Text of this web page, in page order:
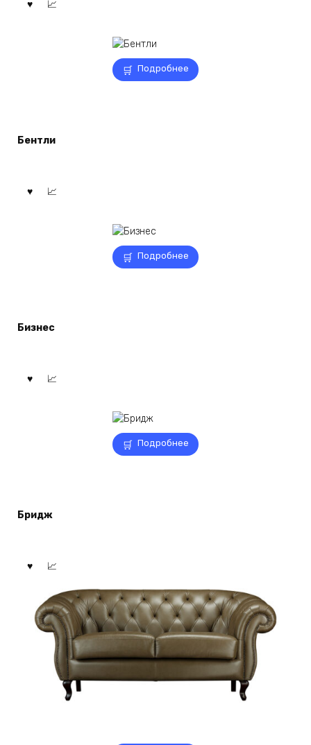
Подробнее
Бентли
Подробнее
Бизнес
Подробнее
Бридж